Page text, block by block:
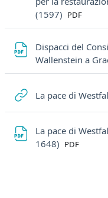
(1597) File
PDF
Dispacci del
Wallenstein a
La pace di
La pace di
1648) File
PDF